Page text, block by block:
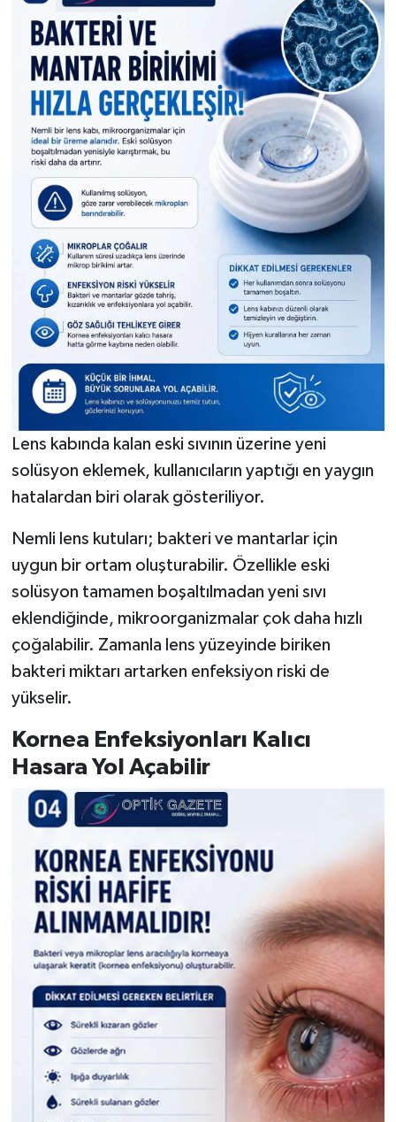
Lens kabında kalan eski sıvının üzerine yeni
solüsyon eklemek, kullanıcıların yaptığı en yaygın
hatalardan biri olarak gösteriliyor.
Nemli lens kutuları; bakteri ve mantarlar için
uygun bir ortam oluşturabilir. Özellikle eski
solüsyon tamamen boşaltılmadan yeni sıvı
eklendiğinde, mikroorganizmalar çok daha hızlı
çoğalabilir. Zamanla lens yüzeyinde biriken
bakteri miktarı artarken enfeksiyon riski de
yükselir.
Kornea Enfeksiyonları Kalıcı
Hasara Yol Açabilir